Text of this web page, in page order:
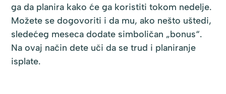
ga da planira kako će ga koristiti tokom nedelje.
Možete se dogovoriti i da mu, ako nešto uštedi,
sledećeg meseca dodate simboličan „bonus“.
Na ovaj način dete uči da se trud i planiranje
isplate.